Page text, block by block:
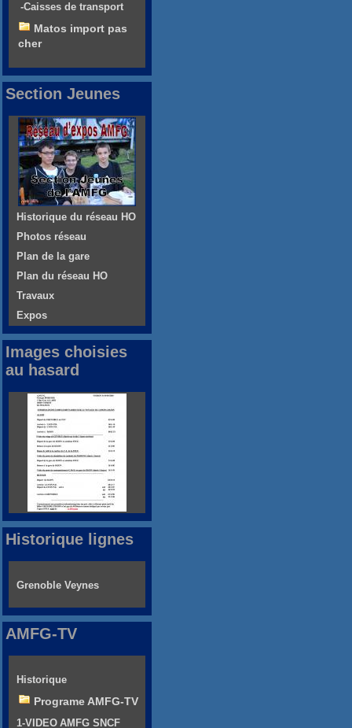
-Caisses de transport
Matos import pas
cher
Section Jeunes
Historique du réseau HO
Photos réseau
Plan de la gare
Plan du réseau HO
Travaux
Expos
Images choisies
au hasard
Historique lignes
Grenoble Veynes
AMFG-TV
Historique
Programe AMFG-TV
1-VIDEO AMFG SNCF